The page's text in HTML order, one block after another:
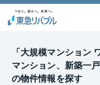
「大規模マンション
マンション、新築一
の物件情報を探す